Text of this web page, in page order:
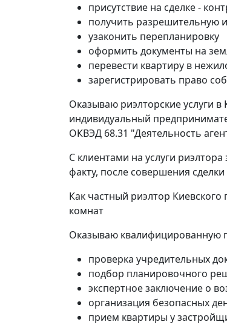
присутствие на сделке -
получить разрешительную
узаконить перепланировку
оформить документы на
перевести квартиру в
зарегистрировать право
Оказываю риэлторские услуги
индивидуальный
ОКВЭД 68.31 "Деятельность
С клиентами на услуги
факту, после совершения сделки
Как частный риэлтор
комнат
Оказываю квалифицированную
проверка учредительных
подбор планировочного
экспертное заключение о
организация безопасных
прием квартиры у